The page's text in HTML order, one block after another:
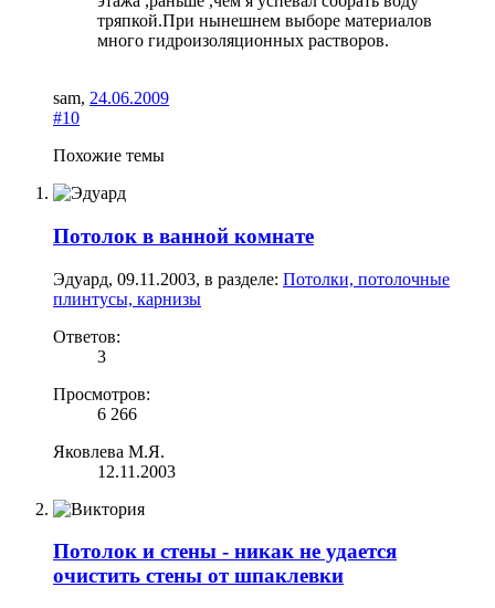
тряпкой.При нынешнем выборе материалов
много гидроизоляционных растворов.
sam, 24.06.2009
#10
Похожие темы
Потолок в ванной комнате
Эдуард, 09.11.2003, в разделе: Потолки, потолочные
плинтусы, карнизы
Ответов:
3
Просмотров:
6 266
Яковлева М.Я.
12.11.2003
Потолок и стены - никак не удается
очистить стены от шпаклевки